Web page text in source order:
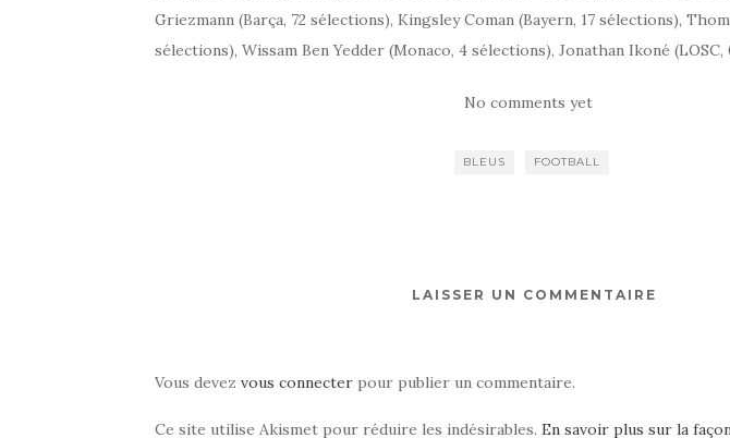
Griezmann (Barça, 72 sélections), Kingsley Coman (Bayern, 17 sélections),
sélections), Wissam Ben Yedder (Monaco, 4 sélections), Jonathan Ikoné
No comments yet
BLEUS FOOTBALL
LAISSER UN COMMENTAIRE
Vous devez vous connecter pour publier un commentaire.
Ce site utilise Akismet pour réduire les indésirables. En savoir plus sur la